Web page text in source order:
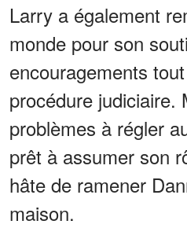
Larry a également
monde pour son
encouragements
procédure judiciaire.
problèmes à régler
prêt à assumer son
hâte de ramener
maison.